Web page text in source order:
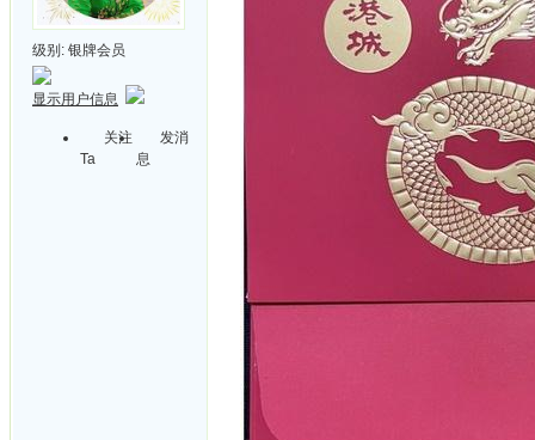
级别: 银牌会员
显示用户信息
关注
Ta
发消
息